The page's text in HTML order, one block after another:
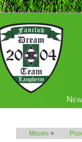
Medien »